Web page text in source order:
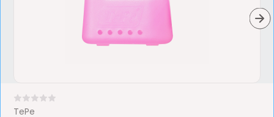
TePe